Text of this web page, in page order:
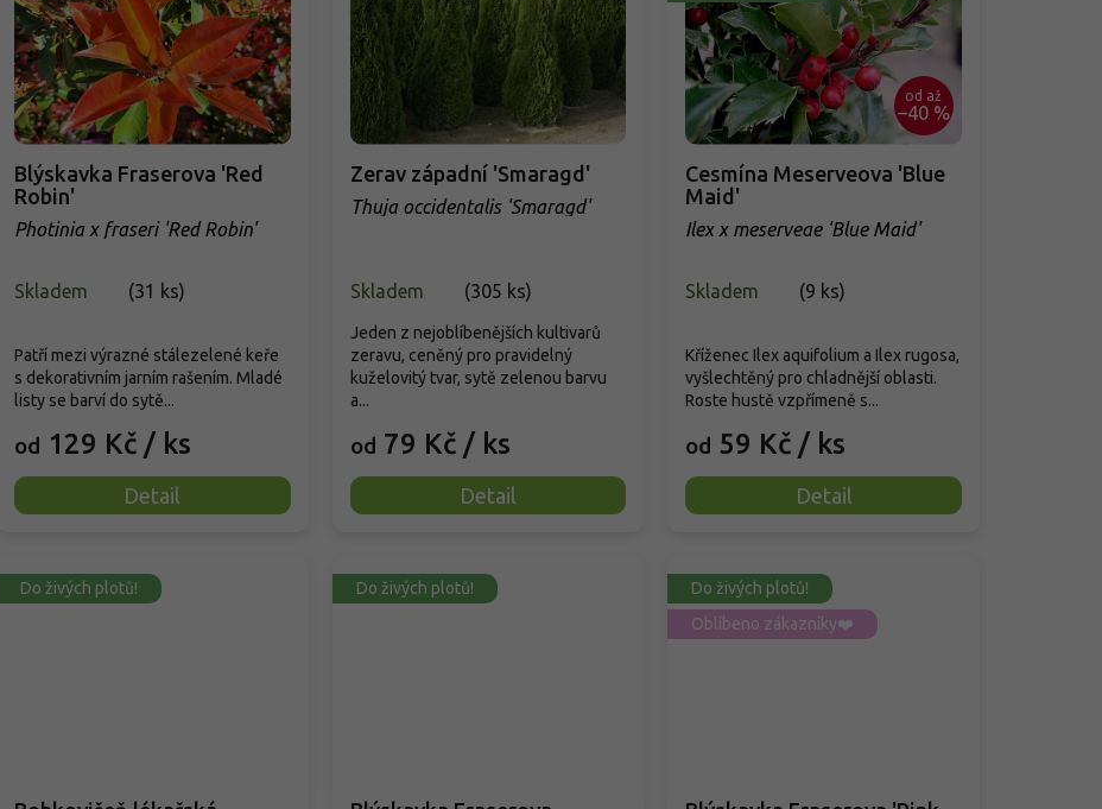
Blýskavka Fraserova 'Red
Robin'
Photinia x fraseri 'Red Robin'
Skladem (31 ks)
od 129 Kč / ks
Detail
Patří mezi výrazné stálezelené keře
s dekorativním jarním rašením. Mladé
listy se barví do sytě...
Zerav západní 'Smaragd'
Thuja occidentalis 'Smaragd'
Skladem (305 ks)
od 79 Kč / ks
Detail
Jeden z nejoblíbenějších kultivarů
zeravu, ceněný pro pravidelný
kuželovitý tvar, sytě zelenou barvu
a...
od až
–40 %
Cesmína Meserveova 'Blue
Maid'
Ilex x meserveae 'Blue Maid'
Skladem (9 ks)
od 59 Kč / ks
Detail
Kříženec Ilex aquifolium a Ilex rugosa,
vyšlechtěný pro chladnější oblasti.
Roste hustě vzpřímeně s...
Do živých plotů! Do živých plotů!
Do živých plotů!
Oblíbeno zákazníky❤️